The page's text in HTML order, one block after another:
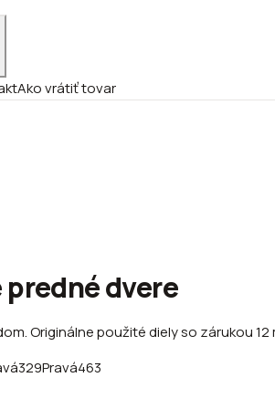
Ako vrátiť tovar
dvere
.Originálne použité diely so zárukou 12
329Pravá463